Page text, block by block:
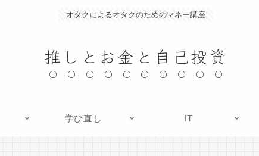
オタクによるオタクのためのマネー講座
推しとお金と自己投資
学び直し IT